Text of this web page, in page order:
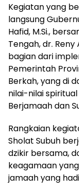
Kegiatan yang
langsung
Hafid, M.Si.,
Tengah, dr. Reny
bagian dari
Pemerintah
Berkah, yang di
nilai-nilai
Berjamaah dan
Rangkaian
Sholat Subuh
dzikir bersama,
keagamaan
jamaah yang